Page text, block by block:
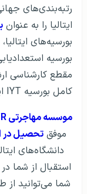
رتبه‌بندی‌های
ایتالیا را به عنوان
بورسیه
مقطع کارشناسی
کامل بورسیه IYT ایتالیا می‌پردازیم.
موسسه مهاجرتی GO2TR
موفق تحصیل در
دانشگاه‌های
استقبال از شما
شما می‌توانید از